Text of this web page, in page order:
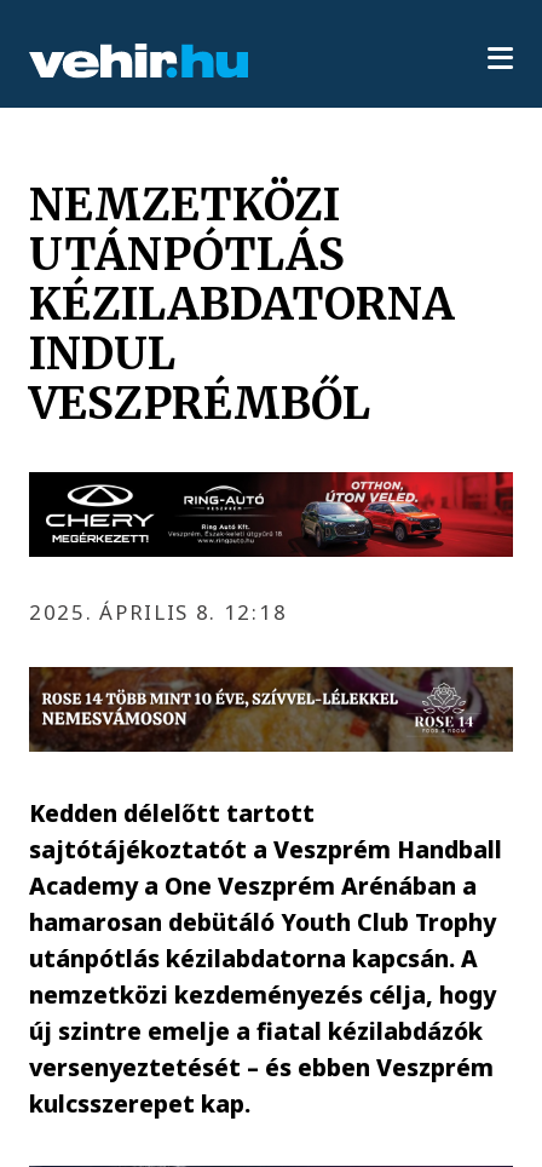
NEMZETKÖZI
UTÁNPÓTLÁS
KÉZILABDATORNA
INDUL
VESZPRÉMBŐL
2025. ÁPRILIS 8. 12:18
Kedden délelőtt tartott
sajtótájékoztatót a Veszprém Handball
Academy a One Veszprém Arénában a
hamarosan debütáló Youth Club Trophy
utánpótlás kézilabdatorna kapcsán. A
nemzetközi kezdeményezés célja, hogy
új szintre emelje a fiatal kézilabdázók
versenyeztetését – és ebben Veszprém
kulcsszerepet kap.